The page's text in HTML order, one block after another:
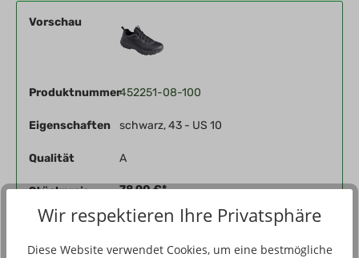
Vorschau
Produktnummer452251-08-100
Eigenschaften schwarz, 43 - US 10
Qualität A
Stückpreis 78,90 €*
Kaufen
Wir respektieren Ihre Privatsphäre
Diese Website verwendet Cookies, um eine bestmögliche